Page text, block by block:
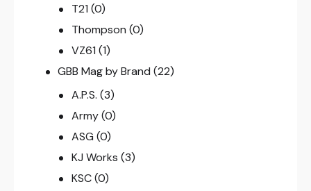
T21 (0)
Thompson (0)
VZ61 (1)
GBB Mag by Brand (22)
A.P.S. (3)
Army (0)
ASG (0)
KJ Works (3)
KSC (0)